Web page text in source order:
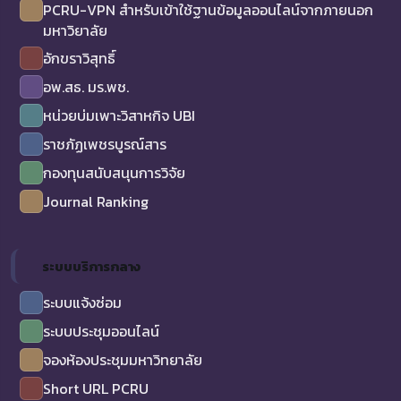
PCRU-VPN สำหรับเข้าใช้ฐานข้อมูลออนไลน์จากภายนอก
มหาวิยาลัย
อักขราวิสุทธิ์
อพ.สธ. มร.พช.
หน่วยบ่มเพาะวิสาหกิจ UBI
ราชภัฏเพชรบูรณ์สาร
กองทุนสนับสนุนการวิจัย
Journal Ranking
ระบบบริการกลาง
ระบบแจ้งซ่อม
ระบบประชุมออนไลน์
จองห้องประชุมมหาวิทยาลัย
Short URL PCRU